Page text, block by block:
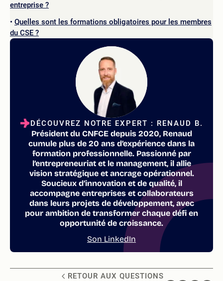
entreprise ?
Quelles sont les formations obligatoires pour les membres
du CSE ?
DÉCOUVREZ NOTRE EXPERT : RENAUD B.
Président du CNFCE depuis 2020, Renaud
cumule plus de 20 ans d’expérience dans la
formation professionnelle. Passionné par
l’entrepreneuriat et le management, il allie
vision stratégique et ancrage opérationnel.
Soucieux d’innovation et de qualité, il
accompagne entreprises et collaborateurs
dans leurs projets de développement, avec
pour ambition de transformer chaque défi en
opportunité de croissance.
Son LinkedIn
RETOUR AUX QUESTIONS